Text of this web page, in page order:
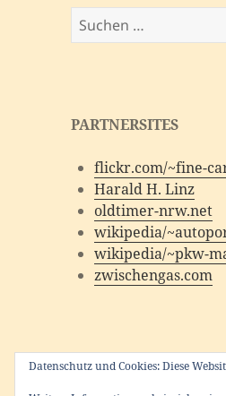
Suchen
nach:
PARTNERSITES
flickr.com/~fine-
Harald H. Linz
oldtimer-nrw.net
wikipedia/
wikipedia/~pkw-
zwischengas.com
Datenschutz und Cookies: Diese